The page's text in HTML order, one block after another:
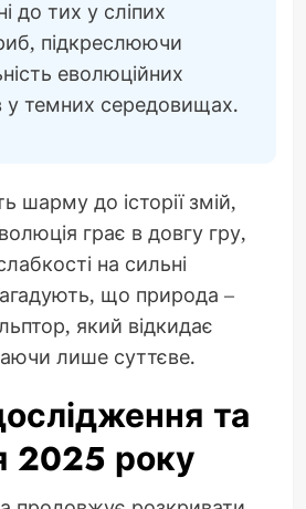
до тих у сліпих
підкреслюючи
еволюційних
у темних середовищах.
шарму до історії змій,
грає в довгу гру,
на сильні
що природа –
який відкидає
лише суттєве.
та
2025 року